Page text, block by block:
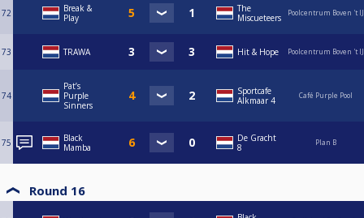
72
Break &
Play
The
Miscueteers
Poolcentrum Boven 't IJ
73 TRAWA Hit & Hope Poolcentrum Boven 't IJ
74
Pat’s
Purple
Sinners
Sportcafe
Alkmaar 4
Café Purple Pool
75
Black
Mamba
De Gracht
8
Plan B
Round 16